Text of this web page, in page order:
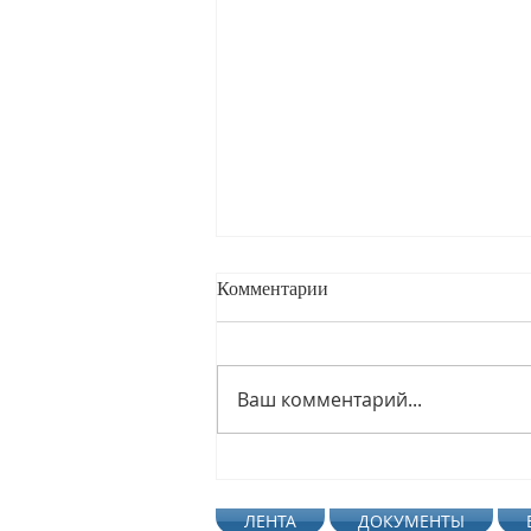
Комментарии
Ваш комментарий...
ЛЕНТА ДОКУМЕНТЫ